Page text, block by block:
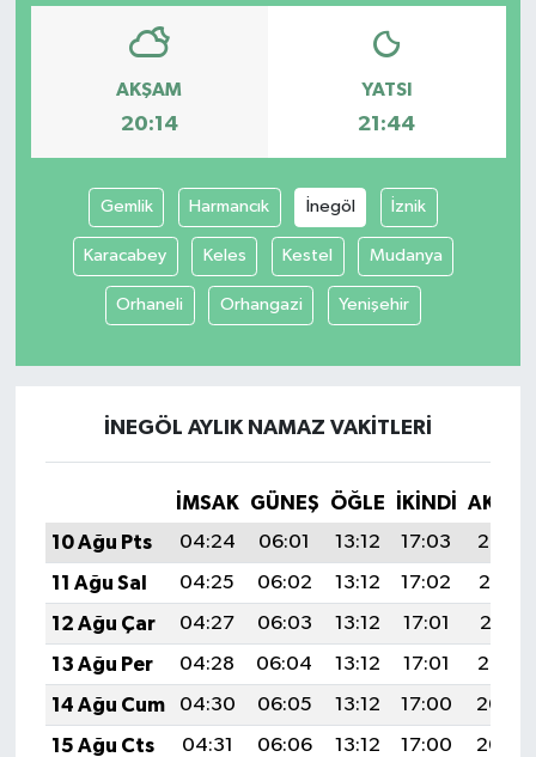
AKŞAM
20:14
YATSI
21:44
Gemlik Harmancık İnegöl İznik
Karacabey Keles Kestel Mudanya
Orhaneli Orhangazi Yenişehir
İNEGÖL AYLIK NAMAZ VAKITLERI
İMSAK GÜNEŞ ÖĞLE İKINDI
10 Ağu Pts
04:24 06:01 13:12 17:03
20:14
11 Ağu Sal
04:25 06:02 13:12 17:02
20:12
12 Ağu Çar
04:27 06:03 13:12 17:01
20:11
13 Ağu Per
04:28 06:04 13:12 17:01
20:10
14 Ağu Cum
04:30 06:05 13:12 17:00
20:08
15 Ağu Cts
04:31 06:06 13:12 17:00
20:07